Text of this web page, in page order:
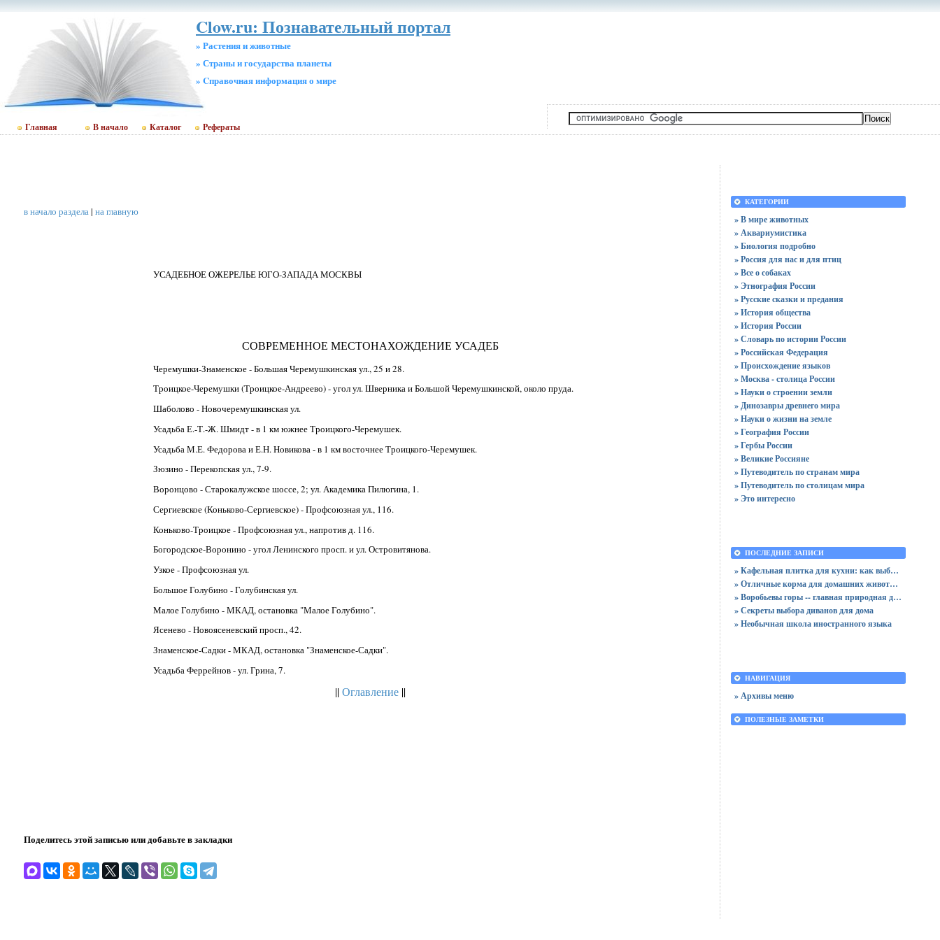
Clow.ru: Познавательный портал
» Растения и животные
» Страны и государства планеты
» Cправочная информация о мире
Главная В начало Каталог Рефераты
в начало раздела| на главную
УСАДЕБНОЕ ОЖЕРЕЛЬЕ ЮГО-ЗАПАДА МОСКВЫ
СОВРЕМЕННОЕ МЕСТОНАХОЖДЕНИЕ УСАДЕБ
Черемушки-Знаменское - Большая Черемушкинская ул., 25 и 28.
Троицкое-Черемушки (Троицкое-Андреево) - угол ул. Шверника и Большой Черемушкинской, около пруда.
Шаболово - Новочеремушкинская ул.
Усадьба Е.-Т.-Ж. Шмидт - в 1 км южнее Троицкого-Черемушек.
Усадьба М.Е. Федорова и Е.Н. Новикова - в 1 км восточнее Троицкого-Черемушек.
Зюзино - Перекопская ул., 7-9.
Воронцово - Старокалужское шоссе, 2; ул. Академика Пилюгина, 1.
Сергиевское (Коньково-Сергиевское) - Профсоюзная ул., 116.
Коньково-Троицкое - Профсоюзная ул., напротив д. 116.
Богородское-Воронино - угол Ленинского просп. и ул. Островитянова.
Узкое - Профсоюзная ул.
Большое Голубино - Голубинская ул.
Малое Голубино - МКАД, остановка "Малое Голубино".
Ясенево - Новоясеневский просп., 42.
Знаменское-Садки - МКАД, остановка "Знаменское-Садки".
Усадьба Феррейнов - ул. Грина, 7.
|| Оглавление||
Поделитесь этой записью или добавьте в закладки
КАТЕГОРИИ
» В мире животных
» Аквариумистика
» Биология подробно
» Россия для нас и для птиц
» Все о собаках
» Этнография России
» Русские сказки и предания
» История общества
» История России
» Словарь по истории России
» Российская Федерация
» Происхождение языков
» Москва - столица России
» Науки о строении земли
» Динозавры древнего мира
» Науки о жизни на земле
» География России
» Гербы России
» Великие Россияне
» Путеводитель по странам мира
» Путеводитель по столицам мира
» Это интересно
ПОСЛЕДНИЕ ЗАПИСИ
» Кафельная плитка для кухни: как выбрать практичную отделку
» Отличные корма для домашних животных
» Воробьевы горы -- главная природная достопримечательность Москвы
» Секреты выбора диванов для дома
» Необычная школа иностранного языка
НАВИГАЦИЯ
» Архивы меню
ПОЛЕЗНЫЕ ЗАМЕТКИ